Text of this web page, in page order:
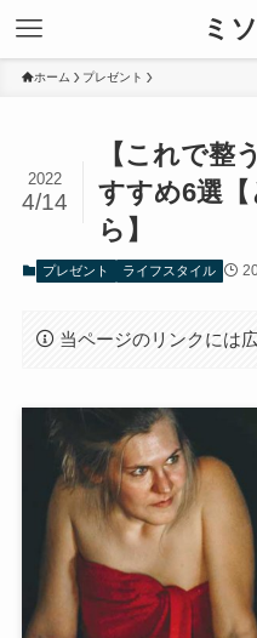
ミ
ホーム プレゼント
【これで整
すすめ6選
ら】
2022
4/14
プレゼント ライフスタイル
当ページのリンクには